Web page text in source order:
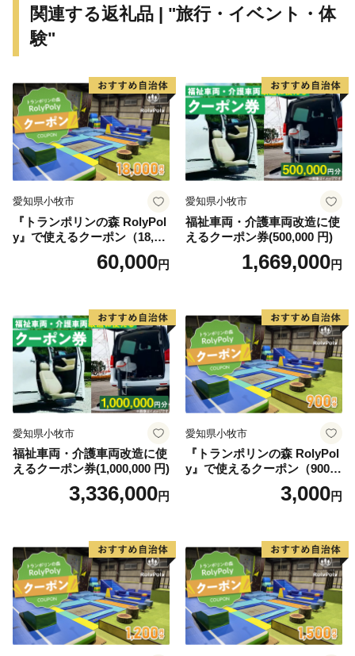
関連する返礼品 | "旅行・イベント・体
験"
愛知県小牧市
『トランポリンの森 RolyPol
y』で使えるクーポン（18,00
60,000円
愛知県小牧市
福祉車両・介護車両改造に使
えるクーポン券(500,000 円)
1,669,000円
愛知県小牧市
福祉車両・介護車両改造に使
えるクーポン券(1,000,000 円)
3,336,000円
愛知県小牧市
『トランポリンの森 RolyPol
y』で使えるクーポン（900
3,000円